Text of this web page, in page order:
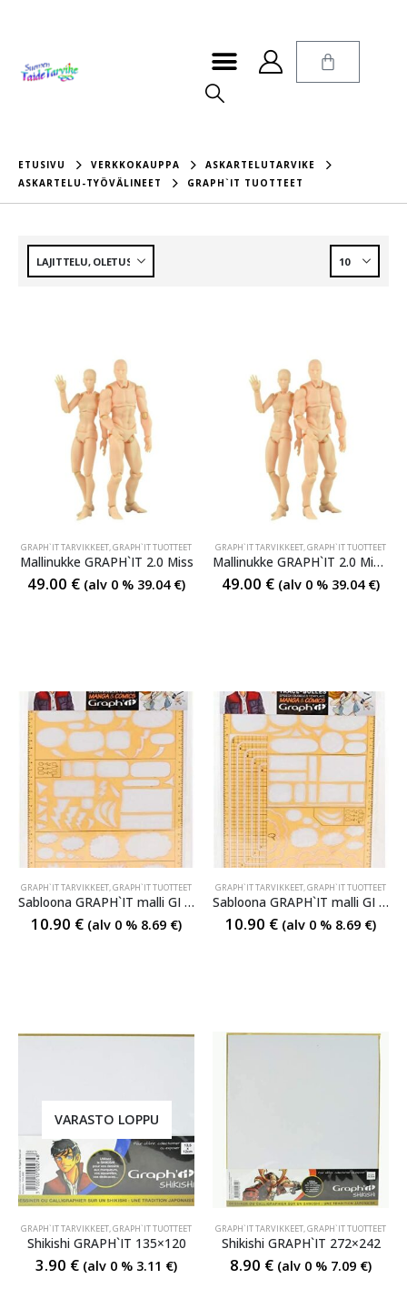
ETUSIVU VERKKOKAUPPA
ASKARTELUTARVIKE
ASKARTELU-TYÖVÄLINEET
GRAPH`IT TUOTTEET
GRAPH`IT TARVIKKEET,GRAPH`IT TUOTTEET
Mallinukke GRAPH`IT 2.0 Miss
49.00 € (alv 0 % 39.04 €)
GRAPH`IT TARVIKKEET,GRAPH`IT TUOTTEET
Mallinukke GRAPH`IT 2.0 Mister
49.00 € (alv 0 % 39.04 €)
GRAPH`IT TARVIKKEET,GRAPH`IT TUOTTEET
Sabloona GRAPH`IT malli GI 42430
10.90 € (alv 0 % 8.69 €)
GRAPH`IT TARVIKKEET,GRAPH`IT TUOTTEET
Sabloona GRAPH`IT malli GI 42431
10.90 € (alv 0 % 8.69 €)
VARASTO LOPPU
GRAPH`IT TARVIKKEET,GRAPH`IT TUOTTEET
Shikishi GRAPH`IT 135×120
3.90 € (alv 0 % 3.11 €)
GRAPH`IT TARVIKKEET,GRAPH`IT TUOTTEET
Shikishi GRAPH`IT 272×242
8.90 € (alv 0 % 7.09 €)